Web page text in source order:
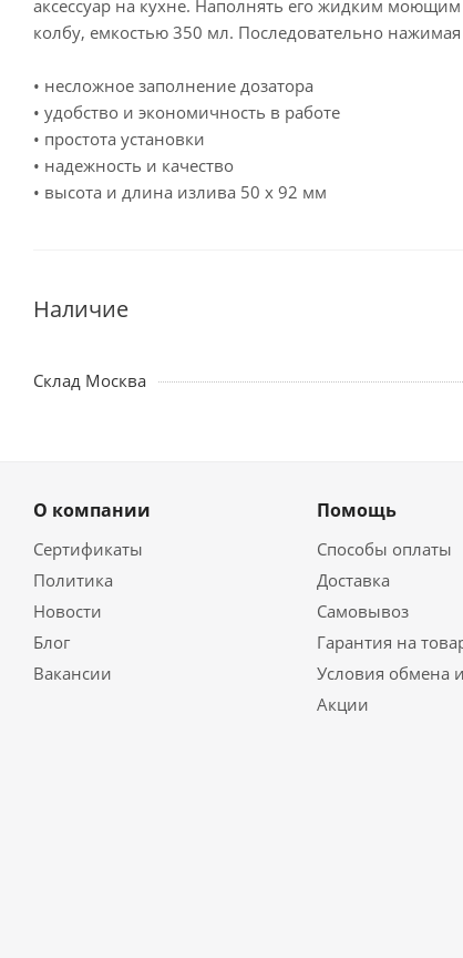
аксессуар на кухне. Наполнять его жидким
колбу, емкостью 350 мл. Последовательно
• несложное заполнение дозатора
• удобство и экономичность в работе
• простота установки
• надежность и качество
• высота и длина излива 50 х 92 мм
Наличие
Склад Москва
О компании
Сертификаты
Политика
Новости
Блог
Вакансии
Помощь
Способы оплаты
Доставка
Самовывоз
Гарантия на
Условия обмена
Акции